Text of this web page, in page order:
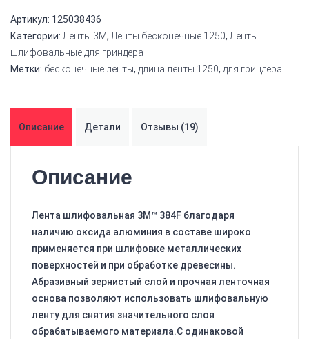
Артикул: 125038436
Категории: Ленты 3M, Ленты бесконечные 1250, Ленты
шлифовальные для гриндера
Метки: бесконечные ленты, длина ленты 1250, для гриндера
Описание Детали Отзывы (19)
Описание
Лента шлифовальная 3M™ 384F благодаря
наличию оксида алюминия в составе широко
применяется при шлифовке металлических
поверхностей и при обработке древесины.
Абразивный зернистый слой и прочная ленточная
основа позволяют использовать шлифовальную
ленту для снятия значительного слоя
обрабатываемого материала.С одинаковой